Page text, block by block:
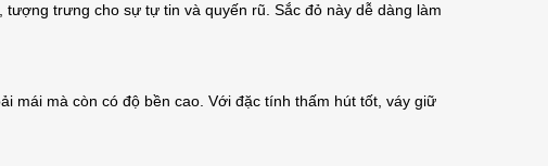
trưng cho sự tự tin và quyến rũ. Sắc đỏ này dễ dàng làm
mái mà còn có độ bền cao. Với đặc tính thấm hút tốt, váy giữ